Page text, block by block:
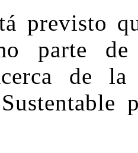
previsto
parte de
de